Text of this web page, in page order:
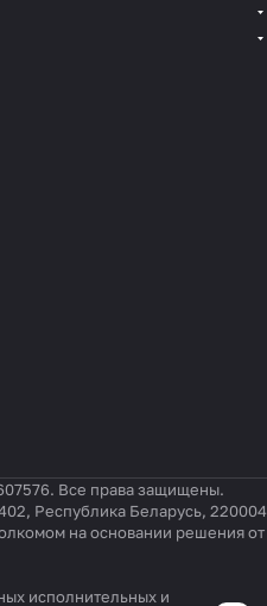
Все права защищены.
Республика Беларусь, 220004
на основании решения от
исполнительных и